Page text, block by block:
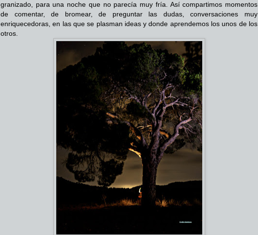
granizado, para una noche que no parecía muy fría. Así compartimos momentos
de comentar, de bromear, de preguntar las dudas, conversaciones muy
enriquecedoras, en las que se plasman ideas y donde aprendemos los unos de los
otros.